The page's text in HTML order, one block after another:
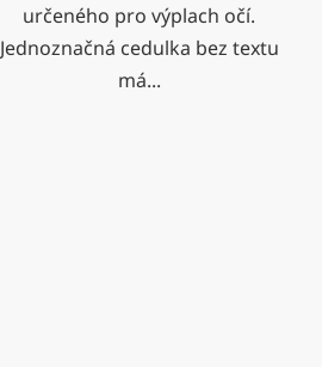
určeného pro výplach očí.
Jednoznačná cedulka bez textu
má...